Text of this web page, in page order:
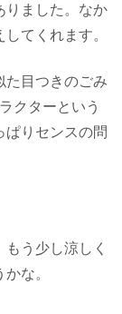
りました。なか
てくれます。
た目つきのごみ
クターという
ぱりセンスの問
う少し涼しく
な。